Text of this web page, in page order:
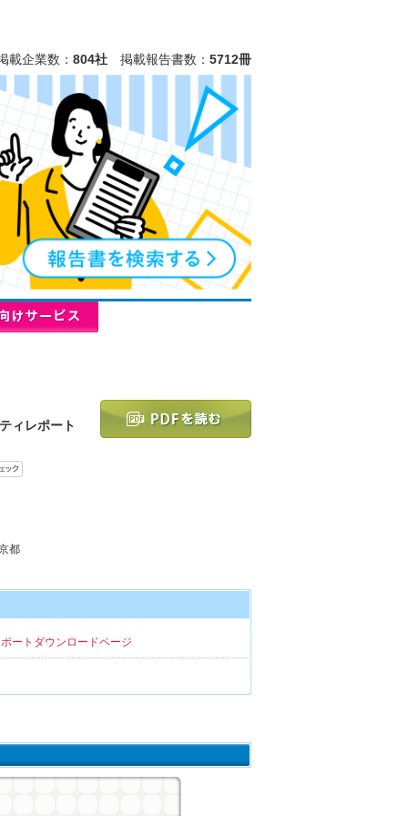
載企業数： 804社 掲載報告書数： 5712冊
ィレポート
都
ートダウンロードページ